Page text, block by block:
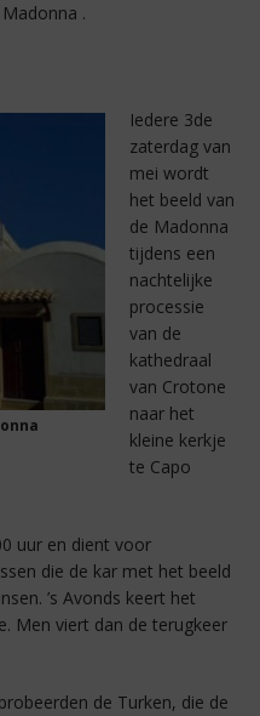
.
Iedere 3de
zaterdag van
mei wordt
het beeld van
de Madonna
tijdens een
nachtelijke
processie
van de
kathedraal
van Crotone
naar het
kleine kerkje
te Capo
uur en dient voor
die de kar met het beeld
’s Avonds keert het
Men viert dan de terugkeer
de Turken, die de